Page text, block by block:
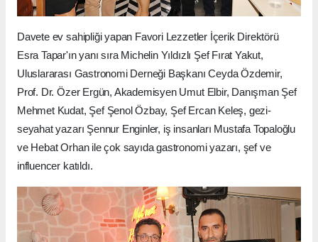
Davete ev sahipliği yapan Favori Lezzetler İçerik Direktörü
Esra Tapar'ın yanı sıra Michelin Yıldızlı Şef Fırat Yakut,
Uluslararası Gastronomi Derneği Başkanı Ceyda Özdemir,
Prof. Dr. Özer Ergün, Akademisyen Umut Elbir, Danışman Şef
Mehmet Kudat, Şef Şenol Özbay, Şef Ercan Keleş, gezi-
seyahat yazarı Şennur Enginler, iş insanları Mustafa Topaloğlu
ve Hebat Orhan ile çok sayıda gastronomi yazarı, şef ve
influencer katıldı.